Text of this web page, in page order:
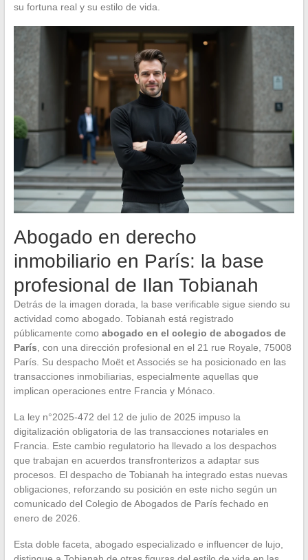
su fortuna real y su estilo de vida.
Abogado en derecho
inmobiliario en París: la base
profesional de Ilan Tobianah
Detrás de la imagen dorada, la base verificable sigue siendo su
actividad como abogado. Tobianah está registrado
públicamente como abogado en el colegio de abogados de
París , con una dirección profesional en el 21 rue Royale, 75008
París. Su despacho Moët et Associés se ha posicionado en las
transacciones inmobiliarias, especialmente aquellas que
implican operaciones entre Francia y Mónaco.
La ley n°2025-472 del 12 de julio de 2025 impuso la
digitalización obligatoria de las transacciones notariales en
Francia. Este cambio regulatorio ha llevado a los despachos
que trabajan en acuerdos transfronterizos a adaptar sus
procesos. El despacho de Tobianah ha integrado estas nuevas
obligaciones, reforzando su posición en este nicho según un
comunicado del Colegio de Abogados de París fechado en
enero de 2026.
Esta doble faceta, abogado especializado e influencer de lujo,